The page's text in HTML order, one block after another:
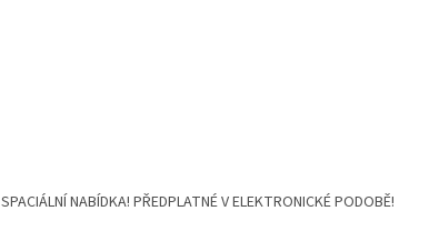
SPACIÁLNÍ NABÍDKA! PŘEDPLATNÉ V ELEKTRONICKÉ PODOBĚ!